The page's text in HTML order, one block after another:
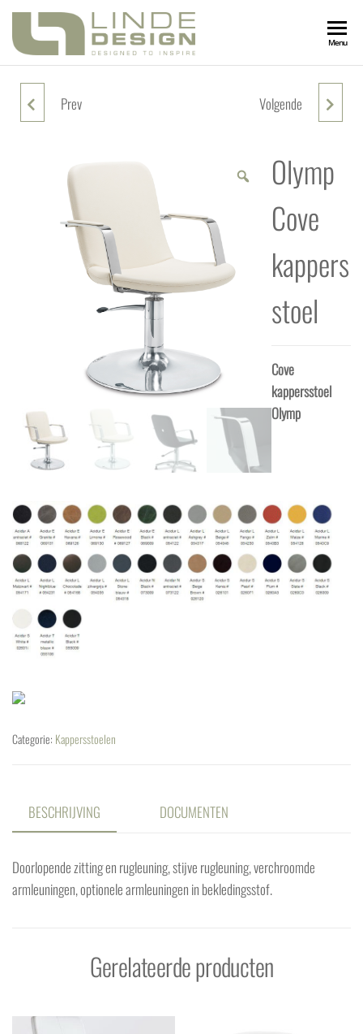
Inspire
Menu
OLYMP CRYSTAL KAPPERSSTOEL
Prev OLYMP KITE KAPPERSSTOEL
Volgende
Olymp
Cove
kappers
stoel
Cove
kappersstoel
Olymp
Categorie: Kappersstoelen
BESCHRIJVING DOCUMENTEN
Doorlopende zitting en rugleuning, stijve rugleuning, verchroomde
armleuningen, optionele armleuningen in bekledingsstof.
Gerelateerde producten